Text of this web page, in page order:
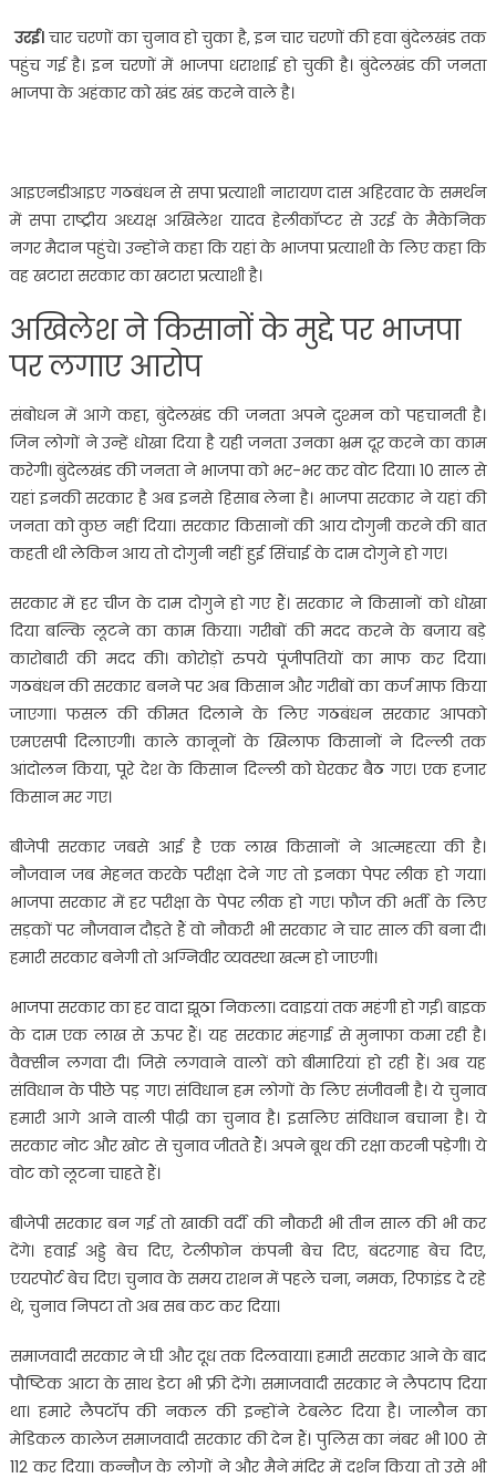
उरई। चार चरणों का चुनाव हो चुका है, इन चार चरणों की हवा बुंदेलखंड तक
पहुंच गई है। इन चरणों में भाजपा धराशाई हो चुकी है। बुंदेलखंड की जनता
भाजपा के अहंकार को खंड खंड करने वाले है।
आइएनडीआइए गठबंधन से सपा प्रत्याशी नारायण दास अहिरवार के समर्थन
में सपा राष्ट्रीय अध्यक्ष अखिलेश यादव हेलीकॉप्टर से उरई के मैकेनिक
नगर मैदान पहुंचे। उन्होंने कहा कि यहां के भाजपा प्रत्याशी के लिए कहा कि
वह खटारा सरकार का खटारा प्रत्याशी है।
अखिलेश ने किसानों के मुद्दे पर भाजपा
पर लगाए आरोप
संबोधन में आगे कहा, बुंदेलखंड की जनता अपने दुश्मन को पहचानती है।
जिन लोगों ने उन्हें धोखा दिया है यही जनता उनका भ्रम दूर करने का काम
करेगी। बुंदेलखंड की जनता ने भाजपा को भर-भर कर वोट दिया। 10 साल से
यहां इनकी सरकार है अब इनसे हिसाब लेना है। भाजपा सरकार ने यहां की
जनता को कुछ नहीं दिया। सरकार किसानों की आय दोगुनी करने की बात
कहती थी लेकिन आय तो दोगुनी नहीं हुई सिंचाई के दाम दोगुने हो गए।
सरकार में हर चीज के दाम दोगुने हो गए हैं। सरकार ने किसानों को धोखा
दिया बल्कि लूटने का काम किया। गरीबों की मदद करने के बजाय बड़े
कारोबारी की मदद की। कोरोड़ों रुपये पूंजीपतियों का माफ कर दिया।
गठबंधन की सरकार बनने पर अब किसान और गरीबों का कर्ज माफ किया
जाएगा। फसल की कीमत दिलाने के लिए गठबंधन सरकार आपको
एमएसपी दिलाएगी। काले कानूनों के खिलाफ किसानों ने दिल्ली तक
आंदोलन किया, पूरे देश के किसान दिल्ली को घेरकर बैठ गए। एक हजार
किसान मर गए।
बीजेपी सरकार जबसे आई है एक लाख किसानों ने आत्महत्या की है।
नौजवान जब मेहनत करके परीक्षा देने गए तो इनका पेपर लीक हो गया।
भाजपा सरकार में हर परीक्षा के पेपर लीक हो गए। फौज की भर्ती के लिए
सड़कों पर नौजवान दौड़ते हैं वो नौकरी भी सरकार ने चार साल की बना दी।
हमारी सरकार बनेगी तो अग्निवीर व्यवस्था खत्म हो जाएगी।
भाजपा सरकार का हर वादा झूठा निकला। दवाइयां तक महंगी हो गईं। बाइक
के दाम एक लाख से ऊपर हैं। यह सरकार मंहगाई से मुनाफा कमा रही है।
वैक्सीन लगवा दी। जिसे लगवाने वालों को बीमारियां हो रही हैं। अब यह
संविधान के पीछे पड़ गए। संविधान हम लोगों के लिए संजीवनी है। ये चुनाव
हमारी आगे आने वाली पीढ़ी का चुनाव है। इसलिए संविधान बचाना है। ये
सरकार नोट और खोट से चुनाव जीतते हैं। अपने बूथ की रक्षा करनी पड़ेगी। ये
वोट को लूटना चाहते हैं।
बीजेपी सरकार बन गई तो खाकी वर्दी की नौकरी भी तीन साल की भी कर
देंगे। हवाई अड्डे बेच दिए, टेलीफोन कंपनी बेच दिए, बंदरगाह बेच दिए,
एयरपोर्ट बेच दिए। चुनाव के समय राशन में पहले चना, नमक, रिफाइंड दे रहे
थे, चुनाव निपटा तो अब सब कट कर दिया।
समाजवादी सरकार ने घी और दूध तक दिलवाया। हमारी सरकार आने के बाद
पौष्टिक आटा के साथ डेटा भी फ्री देंगे। समाजवादी सरकार ने लैपटाप दिया
था। हमारे लैपटॉप की नकल की इन्होंने टेबलेट दिया है। जालौन का
मेडिकल कालेज समाजवादी सरकार की देन हैं। पुलिस का नंबर भी 100 से
112 कर दिया। कन्नौज के लोगों ने और मैने मंदिर में दर्शन किया तो उसे भी